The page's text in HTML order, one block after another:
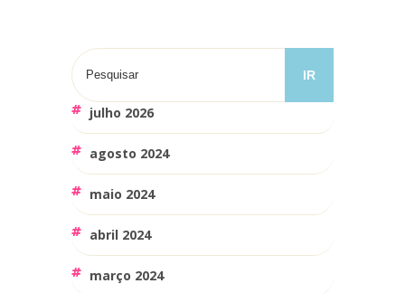
julho 2026
agosto 2024
maio 2024
abril 2024
março 2024